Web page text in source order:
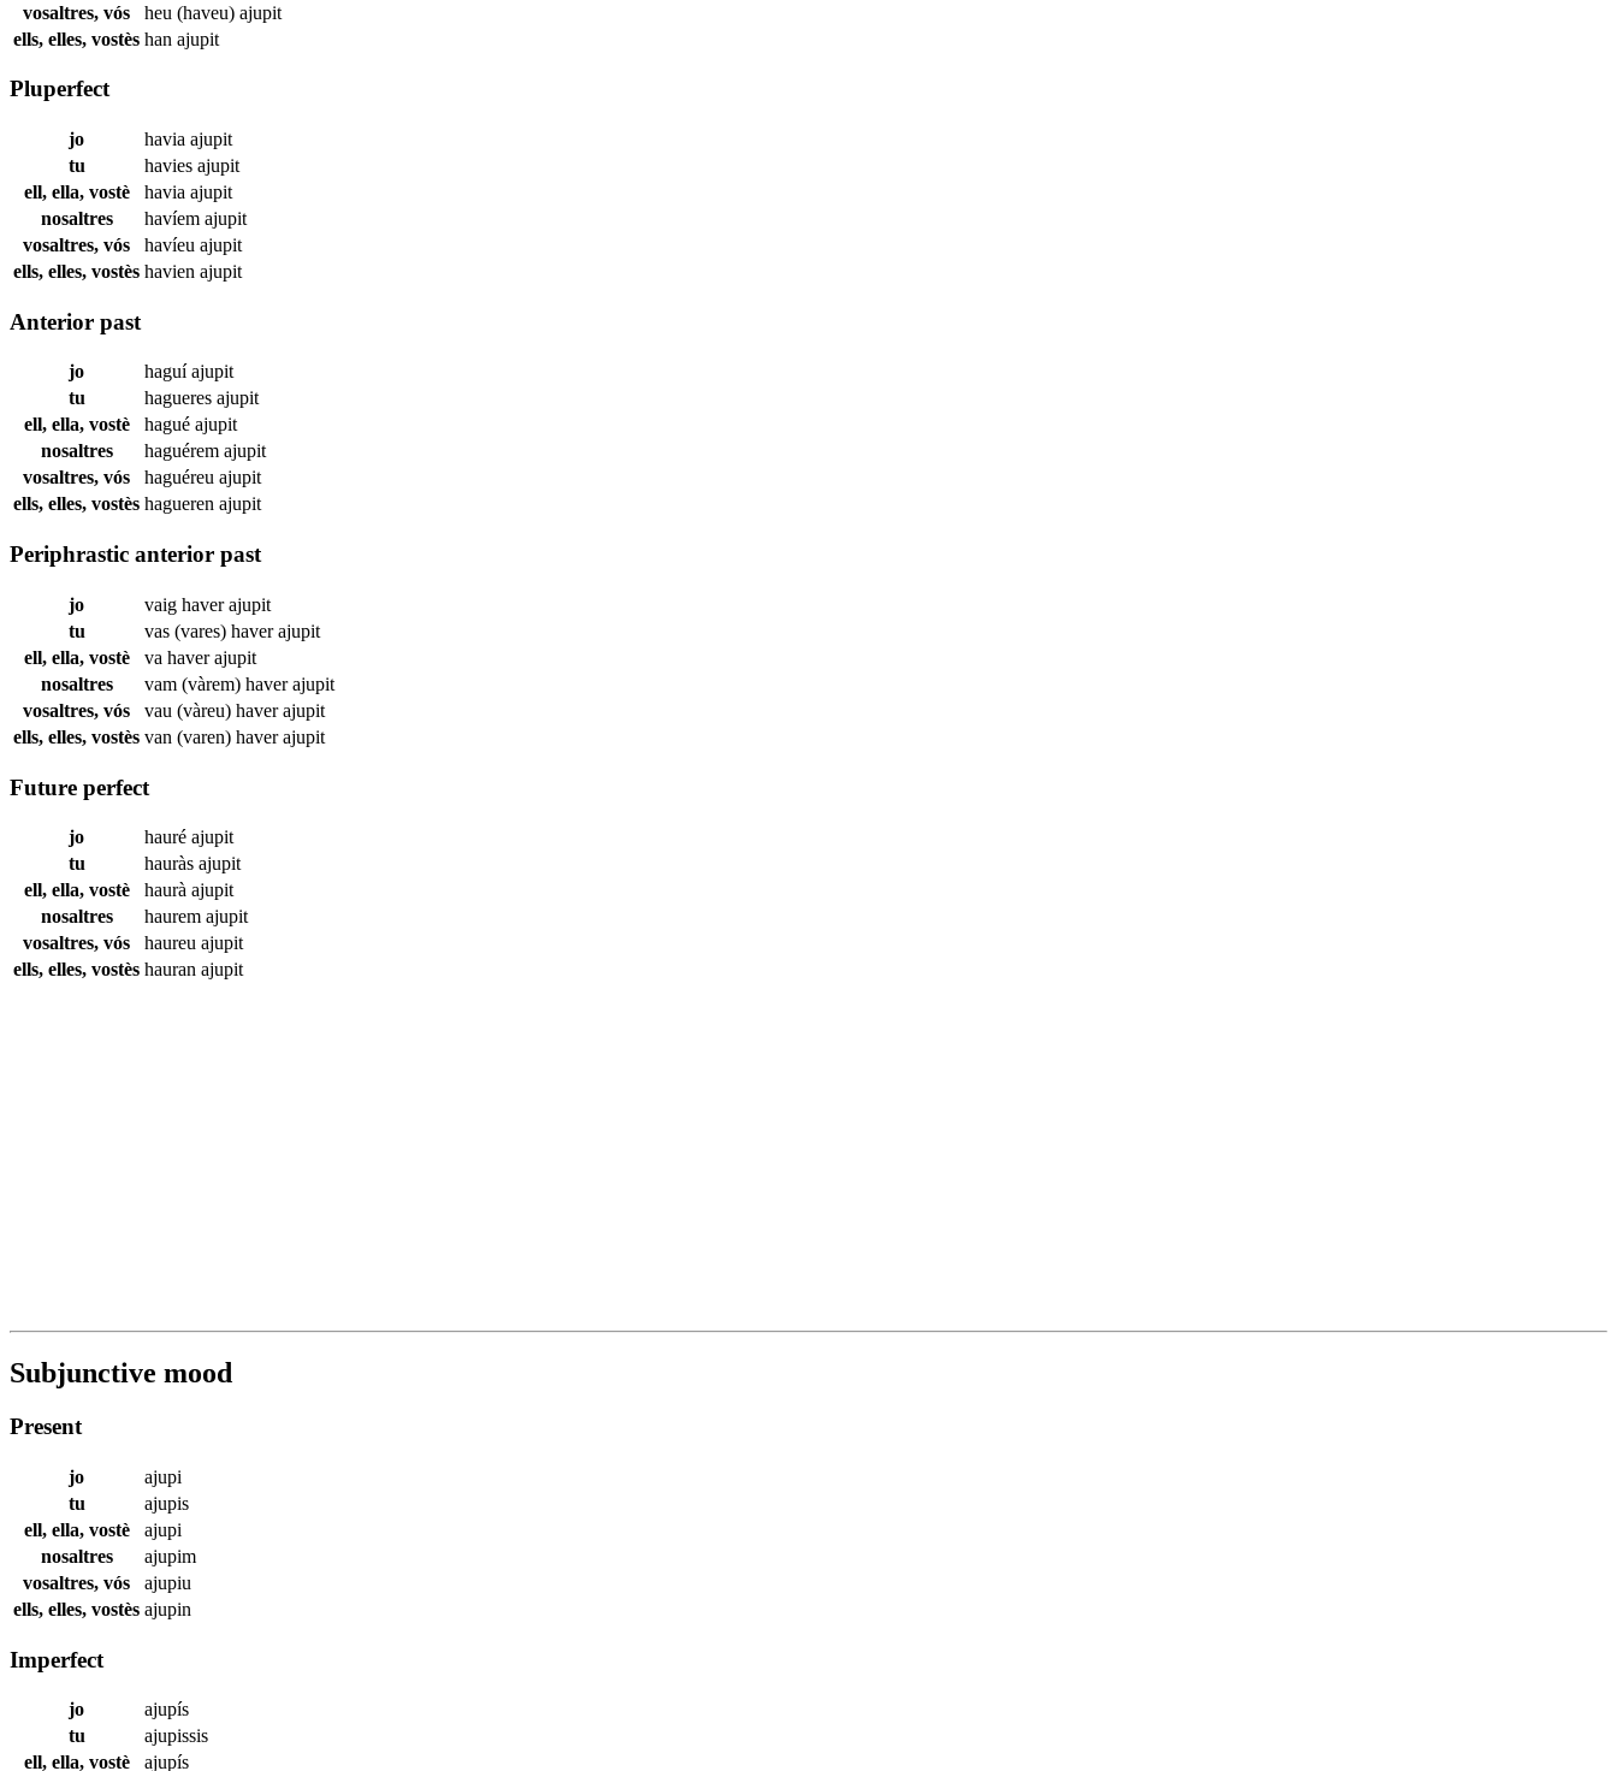
vosaltres, vós
heu (haveu) ajupit
ells, elles, vostès han ajupit
Pluperfect
jo havia ajupit
tu
havies ajupit
ell, ella, vostè
havia ajupit
nosaltres
havíem ajupit
vosaltres, vós
havíeu ajupit
ells, elles, vostès havien ajupit
Anterior past
jo haguíajupit
tu
hagueres ajupit
ell, ella, vostè
hagué ajupit
nosaltres
haguérem ajupit
vosaltres, vós
haguéreu ajupit
ells, elles, vostès hagueren ajupit
Periphrastic anterior past
jo vaig haverajupit
tu
vas (vares) haverajupit
ell, ella, vostè
va haverajupit
nosaltres
vam (vàrem) haverajupit
vosaltres, vós
vau (vàreu) haverajupit
ells, elles, vostès van (varen) haverajupit
Future perfect
jo hauré ajupit
tu
hauràs ajupit
ell, ella, vostè
haurà ajupit
nosaltres
haurem ajupit
vosaltres, vós
haureu ajupit
ells, elles, vostès hauran ajupit
Subjunctive mood
Present
jo
ajupi
tu
ajupis
ell, ella, vostè
ajupi
nosaltres
ajupim
vosaltres, vós
ajupiu
ells, elles, vostès ajupin
Imperfect
jo
ajupís
tu
ajupissis
ell, ella, vostè
ajupís